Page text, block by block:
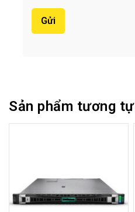
Sản phẩm tương tự